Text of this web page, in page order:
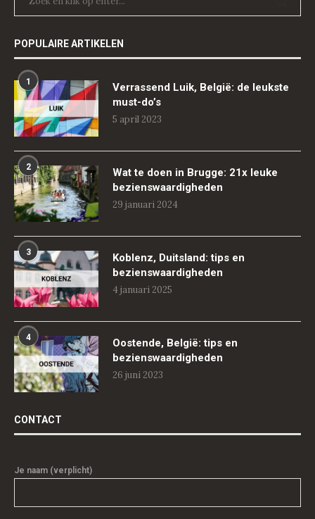
POPULAIRE ARTIKELEN
1
Verrassend Luik, België: de leukste
must-do’s
5 april 2023
2
Wat te doen in Brugge: 21x leuke
bezienswaardigheden
29 januari 2024
3
Koblenz, Duitsland: tips en
bezienswaardigheden
4 januari 2025
4
Oostende, België: tips en
bezienswaardigheden
26 juni 2023
CONTACT
Je naam (verplicht)